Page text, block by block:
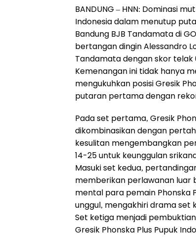
BANDUNG – HNN: Dominasi
Indonesia dalam menutup
Bandung BJB Tandamata di
bertangan dingin Alessandro
Tandamata dengan skor telak
Kemenangan ini tidak hanya
mengukuhkan posisi Gresik
putaran pertama dengan
Pada set pertama, Gresik
dikombinasikan dengan
kesulitan mengembangkan
14-25 untuk keunggulan
Masuki set kedua,
memberikan perlawanan luar
mental para pemain Phonska
unggul, mengakhiri drama set
Set ketiga menjadi
Gresik Phonska Plus Pupuk